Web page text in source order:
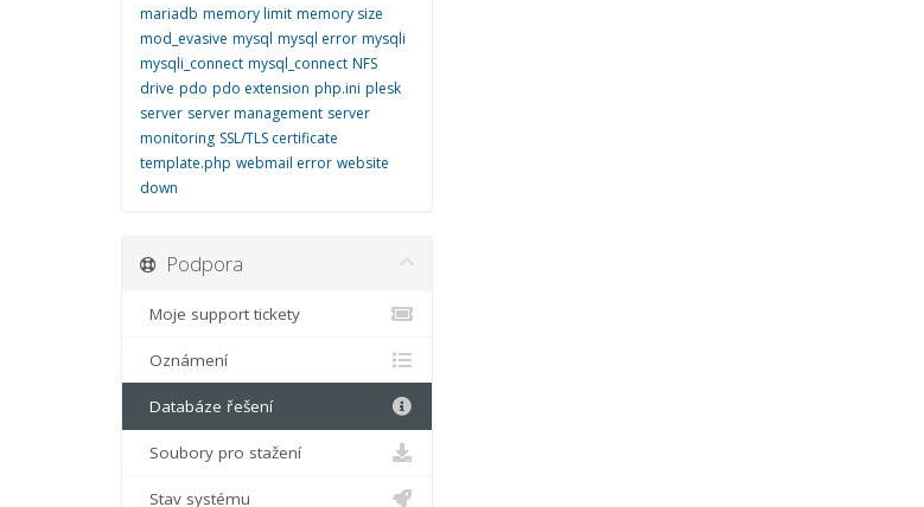
mariadb memory limit memory size
mod_evasive mysql mysql error mysqli
mysqli_connect mysql_connect NFS
drive pdo pdo extension php.ini plesk
server server management server
monitoring SSL/TLS certificate
template.php webmail error website
down
Podpora
Moje support tickety
Oznámení
Databáze řešení
Soubory pro stažení
Stav systému